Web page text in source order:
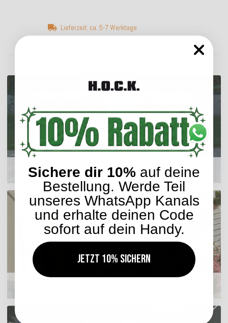
Lieferzeit: ca. 5-7 Werktage
Outdoor Kissen
Sichere dir 10% auf deine
Bestellung. Werde Teil
unseres WhatsApp Kanals
und erhalte deinen Code
sofort auf dein Handy.
Jetzt 10% sichern